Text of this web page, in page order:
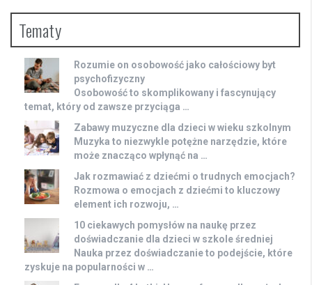
Tematy
Rozumie on osobowość jako całościowy byt
psychofizyczny
Osobowość to skomplikowany i fascynujący
temat, który od zawsze przyciąga …
Zabawy muzyczne dla dzieci w wieku szkolnym
Muzyka to niezwykle potężne narzędzie, które
może znacząco wpłynąć na …
Jak rozmawiać z dziećmi o trudnych emocjach?
Rozmowa o emocjach z dziećmi to kluczowy
element ich rozwoju, …
10 ciekawych pomysłów na naukę przez
doświadczanie dla dzieci w szkole średniej
Nauka przez doświadczanie to podejście, które
zyskuje na popularności w …